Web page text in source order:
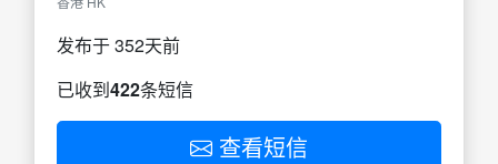
发布于 352天前
已收到422条短信
查看短信